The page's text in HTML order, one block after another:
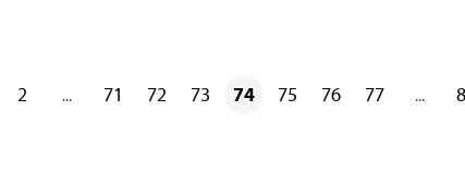
2 ... 71 72 73 74 75 76 77 ...